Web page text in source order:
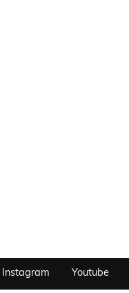
Instagram Youtube